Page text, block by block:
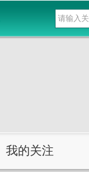
我的关注